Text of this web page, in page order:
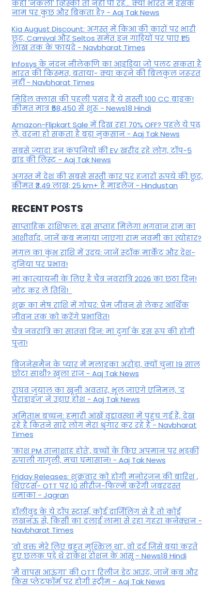
कहीं 'नकली' व्हिस्की तो नहीं पी रहे... क्या भारत में इसके
नाम पर कुछ और बिकता है? - Aaj Tak News
Kia August Discount: अगस्त में किआ की कारों पर भारी
छूट, Carnival और Seltos समेत इन गाड़ियों पर पाएं ₹1.5
लाख तक के फायदे - Navbharat Times
Infosys के नंदन नीलेकणि का आइडिया जो पलट सकता है
भारत की किस्मत, बताया- क्या करने की बिलकुल जरूरत
नहीं - Navbharat Times
मिडिल क्लास की पहली पसंद हैं ये सस्ती 100 CC बाइक!
कीमत मात्र ₹58,450 से शुरू - News18 Hindi
Amazon-Flipkart Sale में दिख रहा 70% OFF? पहले ये पढ़
लें, वरना हो सकता है बड़ा नुकसान - Aaj Tak News
सबसे ज्यादा इन कंपनियों की EV खरीद रहे लोग, टॉप-5
ब्रांड की लिस्ट - Aaj Tak News
अगस्त में देश की सबसे सस्ती कार पर हजारों रुपये की छूट,
कीमत ₹3.49 लाख; 25 km+ है माइलेज - Hindustan
RECENT POSTS
साप्ताहिक राशिफल: इस सप्ताह मिलेगा भगवान राम का
आशीर्वाद, जानें कब मनाया जाएगा राम नवमी का त्योहार?
मंगल का कुंभ राशि में उदय: जानें स्‍टॉक मार्केट और देश-
दुनिया पर प्रभाव!
मां कात्‍यायनी के लिए है चैत्र नवरात्रि 2026 का छठा दिन!
नोट कर लें तिथि!
शुक्र का मेष राशि में गोचर: प्रेम जीवन से लेकर आर्थिक
जीवन तक को करेंगे प्रभावित!
चैत्र नवरात्रि का सातवां दिन: मां दुर्गा के इस रूप की होगी
पूजा!
बिजनेसमैन के प्यार में मलाइका अरोड़ा, क्यों चुना 19 साल
छोटा साथी? खुला राज - Aaj Tak News
राघव जुयाल का खूनी अवतार, भूल जाएंगे एनिमल, 'द
पैराडाइज' ने उड़ाए होश - Aaj Tak News
अमिताभ बच्चन: हमारी आंखें वृद्दावस्था में पहुंच गई हैं, देख
रहे हैं कितने सारे लोग मेरा श्रृंगार कर रहे हैं - Navbharat
Times
'काश PM तानाशाह होते', बच्चों के किए अपमान पर भड़कीं
रुपाली गांगुली, मचा घमासान! - Aaj Tak News
Friday Releases: शुक्रवार को होगी मनोरंजन की बारिश ,
थिएटर्स- OTT पर 10 सीरीज-फिल्में करेंगी जबरदस्त
धमाका - Jagran
हॉलीवुड के ये टॉप स्टार्स, कोई दार्जिलिंग से हैं तो कोई
लखनऊ से, किसी का दलाई लामा से रहा गहरा कनेक्शन -
Navbharat Times
'वो वक्त मेरे लिए बहुत मुश्किल था', वो दर्द जिसे बयां करते
हुए छलक पड़े थे राकेश रोशन के आंसू - News18 Hindi
'मैं वापस आऊंगा' की OTT रिलीज डेट आउट, जानें कब और
किस प्लेटफॉर्म पर होगी स्ट्रीम - Aaj Tak News